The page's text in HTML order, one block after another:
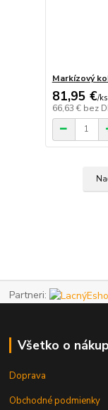
Markízový
81,95 €/ks
66,63 € bez
Partneri:
Všetko o
Doprava
Obchodné podmienky